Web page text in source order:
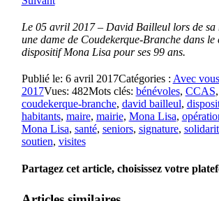
Le 05 avril 2017 – David Bailleul lors de sa
une dame de Coudekerque-Branche dans le
dispositif Mona Lisa pour ses 99 ans.
Publié le: 6 avril 2017Catégories : Avec vous
2017Vues: 482Mots clés: bénévoles, CCAS,
coudekerque-branche, david bailleul,
habitants, maire, mairie, Mona Lisa,
Mona Lisa, santé, seniors, signature,
soutien, visites
Partagez cet article, choisissez votre